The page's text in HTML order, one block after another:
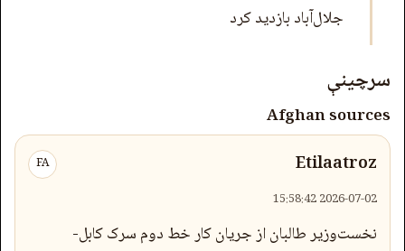
جلال‌آباد بازدید کرد
سرچینې
Afghan sources
Etilaatroz
FA
2026-07-02 15:58:42
نخست‌وزیر طالبان از جریان کار خط دوم سرک کابل-